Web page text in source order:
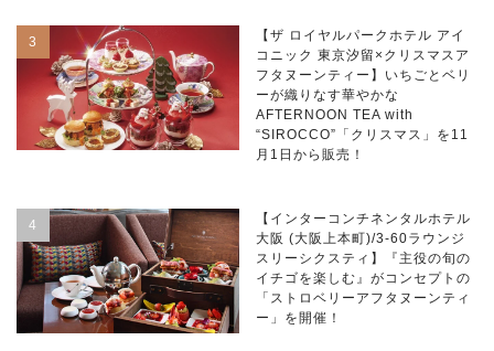
【ザ ロイヤルパークホテル アイ
コニック 東京汐留×クリスマスア
フタヌーンティー】いちごとベリ
ーが織りなす華やかな
AFTERNOON TEA with
“SIROCCO”「クリスマス」を11
月1日から販売！
【インターコンチネンタルホテル
大阪 (大阪上本町)/3-60ラウンジ
スリーシクスティ】『主役の旬の
イチゴを楽しむ』がコンセプトの
「ストロベリーアフタヌーンティ
ー」を開催！